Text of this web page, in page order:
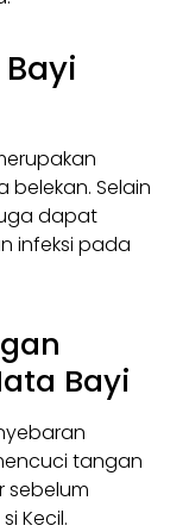
Selain
dapat
infeksi pada
Bayi
tangan
sebelum
Kecil.